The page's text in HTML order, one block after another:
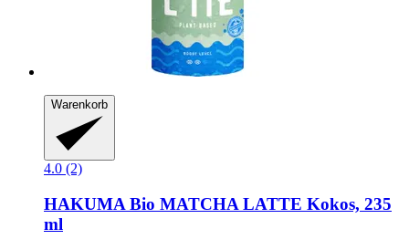
Warenkorb
4.0 (2)
HAKUMA Bio MATCHA LATTE Kokos, 235
ml